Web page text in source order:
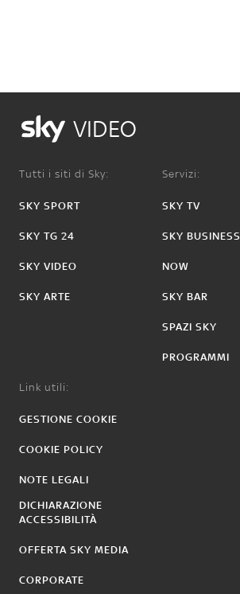
VIDEO
Tutti i siti di Sky:
SKY SPORT
SKY TG 24
SKY VIDEO
SKY ARTE
Servizi:
SKY TV
SKY BUSINESS
NOW
SKY BAR
SPAZI SKY
PROGRAMMI
Link utili:
GESTIONE COOKIE
COOKIE POLICY
NOTE LEGALI
DICHIARAZIONE
ACCESSIBILITÀ
OFFERTA SKY MEDIA
CORPORATE